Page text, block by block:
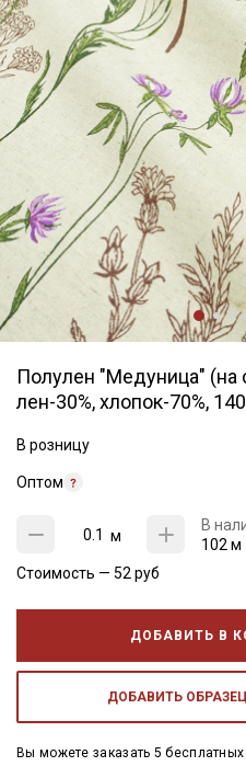
Полулен "Медуница" (на
лен-30%, хлопок-70%,
В розницу
Оптом
м
В
102 м
Стоимость — 52 руб
ДОБАВИТЬ В
ДОБАВИТЬ
Вы можете заказать 5